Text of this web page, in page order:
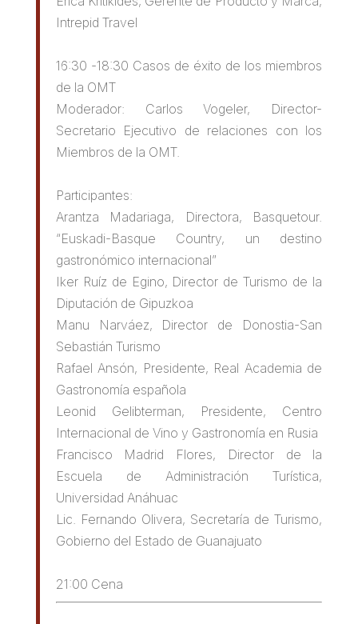
Intrepid Travel
16:30 -18:30 Casos de éxito de los miembros
de la OMT
Moderador: Carlos Vogeler, Director-
Secretario Ejecutivo de relaciones con los
Miembros de la OMT.
Participantes:
Arantza Madariaga, Directora, Basquetour.
“Euskadi-Basque Country, un destino
gastronómico internacional”
Iker Ruíz de Egino, Director de Turismo de la
Diputación de Gipuzkoa
Manu Narváez, Director de Donostia-San
Sebastián Turismo
Rafael Ansón, Presidente, Real Academia de
Gastronomía española
Leonid Gelibterman, Presidente, Centro
Internacional de Vino y Gastronomía en Rusia
Francisco Madrid Flores, Director de la
Escuela de Administración Turística,
Universidad Anáhuac
Lic. Fernando Olivera, Secretaría de Turismo,
Gobierno del Estado de Guanajuato
21:00 Cena